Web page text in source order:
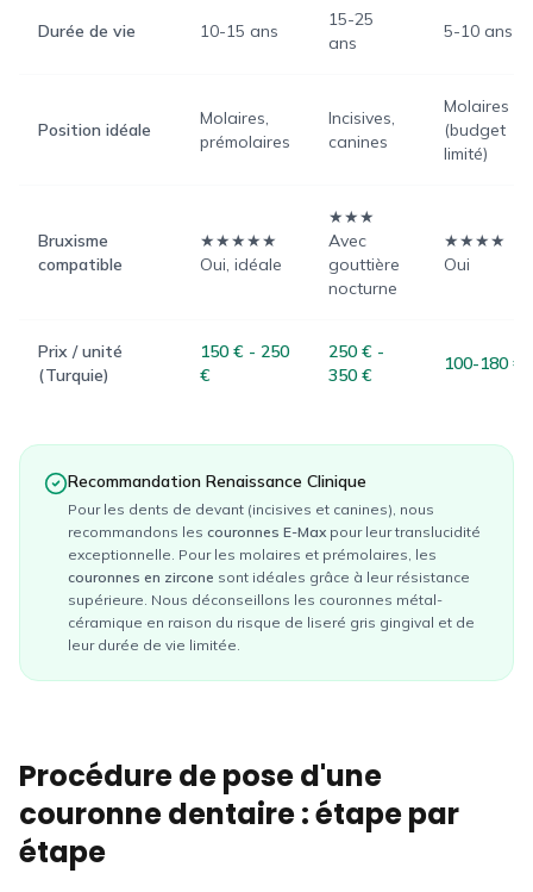
Durée de vie 10-15 ans
15-25
ans
5-10 ans
Position idéale
Molaires,
prémolaires
Incisives,
canines
Molaires
(budget
limité)
Bruxisme
compatible
★★★★★
Oui, idéale
★★★
Avec
gouttière
nocturne
★★★★
Oui
Prix / unité
(Turquie)
150 € - 250
€
250 € -
350 €
100-180 €
Recommandation Renaissance Clinique
Pour les dents de devant (incisives et canines), nous
recommandons les couronnes E-Max pour leur translucidité
exceptionnelle. Pour les molaires et prémolaires, les
couronnes en zircone sont idéales grâce à leur résistance
supérieure. Nous déconseillons les couronnes métal-
céramique en raison du risque de liseré gris gingival et de
leur durée de vie limitée.
Procédure de pose d'une
couronne dentaire : étape par
étape